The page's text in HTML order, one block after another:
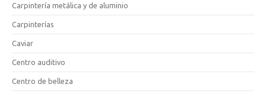
Carpintería metálica y de aluminio
Carpinterías
Caviar
Centro auditivo
Centro de belleza